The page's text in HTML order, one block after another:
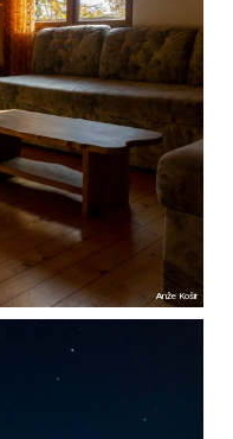
Anže Košir